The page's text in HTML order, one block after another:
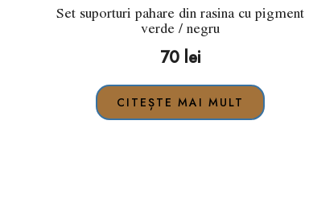
Set suporturi pahare din rasina cu pigment
verde / negru
70 lei
CITEȘTE MAI MULT